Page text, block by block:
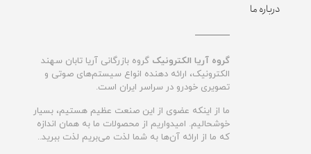
درباره ما
گروه آریا الکترونیک گروه بازرگانی آریا تابان سهند
الکترونیک، ارائه دهنده انواع سیستم‌های صوتی و
تصویری خودرو در سراسر ایران است.
ما از اینکه عضوی از این صنعت عظیم هستیم، بسیار
خوشحالیم. امیدواریم از محصولات ما به همان اندازه
که ما از ارائه آن‌ها به شما لذت می‌‌بریم لذت ببرید..